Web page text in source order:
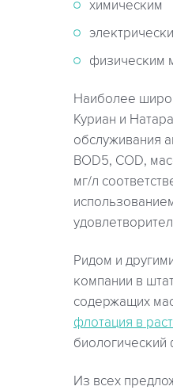
химическим
физическим
Наиболее
Куриан и
обслуживания
BOD5, COD,
мг/л
Ридом и
компании в
содержащих
флотация в
биологический
Из всех